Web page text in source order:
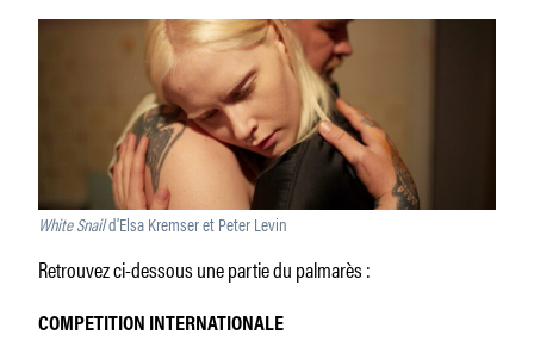
White Snaild’Elsa Kremser et Peter Levin
Retrouvez ci-dessous une partie du palmarès :
COMPETITION INTERNATIONALE